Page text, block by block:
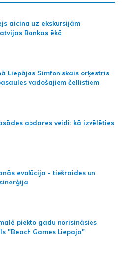
aicina uz ekskursijām
Bankas ēkā
Liepājas Simfoniskais orķestris
vadošajiem čellistiem
apdares veidi: kā izvēlēties
evolūcija - tiešraides un
piekto gadu norisināsies
"Beach Games Liepaja"